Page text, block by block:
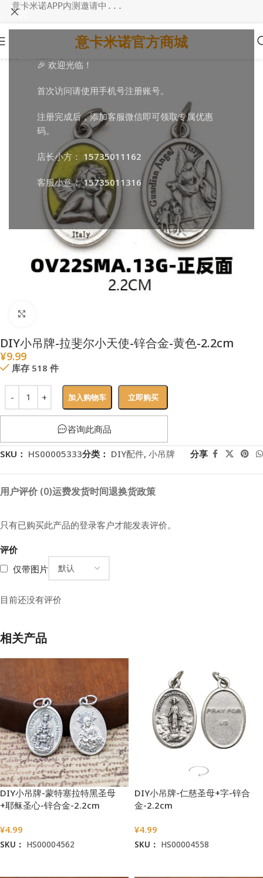
🎉 欢迎光临！
首次访问请使用手机号注册账号。
注册完成后，添加客服微信即可领取专属优惠
码。
店长小方： 15735011162
客服小意：15735011316
意卡米诺APP内测邀请中...
意卡米诺官方商城
DIY小吊牌-拉斐尔小天使-锌合金-黄色-2.2cm
¥9.99
库存 518 件
加入购物车 立即购买
咨询此商品
SKU： HS00005333分类： DIY配件, 小吊牌 分享
用户评价 (0)运费发货时间退换货政策
评价
仅带图片
目前还没有评价
只有已购买此产品的登录客户才能发表评价。
相关产品
DIY小吊牌-蒙特塞拉特黑圣母
+耶稣圣心-锌合金-2.2cm
¥4.99
SKU： HS00004562
DIY小吊牌-仁慈圣母+字-锌合
金-2.2cm
¥4.99
SKU： HS00004558